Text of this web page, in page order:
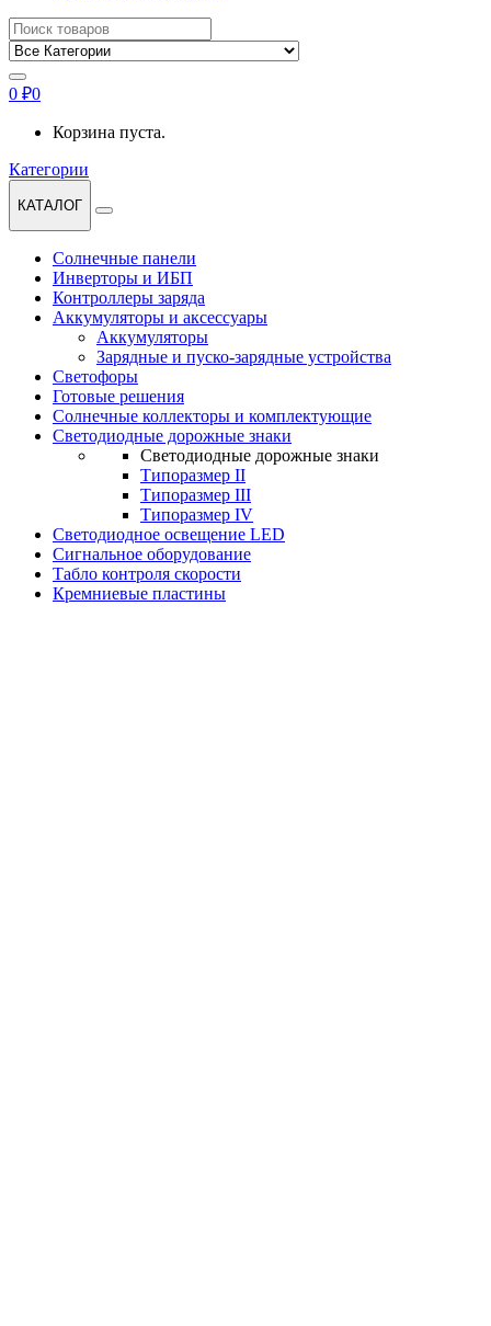
Найти:
0 ₽0
Корзина пуста.
Категории
КАТАЛОГ
Солнечные панели
Инверторы и ИБП
Контроллеры заряда
Аккумуляторы и аксессуары
Аккумуляторы
Зарядные и пуско-зарядные устройства
Светофоры
Готовые решения
Солнечные коллекторы и комплектующие
Светодиодные дорожные знаки
Светодиодные дорожные знаки
Типоразмер II
Типоразмер III
Типоразмер IV
Светодиодное освещение LED
Сигнальное оборудование
Табло контроля скорости
Кремниевые пластины